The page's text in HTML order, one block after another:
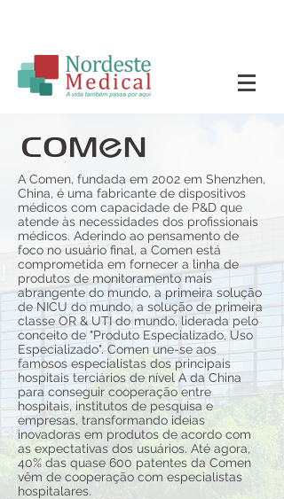
A Comen, fundada em 2002 em Shenzhen,
China, é uma fabricante de dispositivos
médicos com capacidade de P&D que
atende às necessidades dos profissionais
médicos. Aderindo ao pensamento de
foco no usuário final, a Comen está
comprometida em fornecer a linha de
produtos de monitoramento mais
abrangente do mundo, a primeira solução
de NICU do mundo, a solução de primeira
classe OR & UTI do mundo, liderada pelo
conceito de "Produto Especializado, Uso
Especializado". Comen une-se aos
famosos especialistas dos principais
hospitais terciários de nível A da China
para conseguir cooperação entre
hospitais, institutos de pesquisa e
empresas, transformando ideias
inovadoras em produtos de acordo com
as expectativas dos usuários. Até agora,
40% das quase 600 patentes da Comen
vêm de cooperação com especialistas
hospitalares.